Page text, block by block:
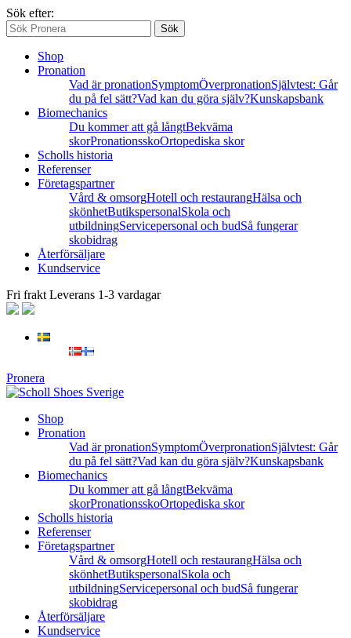
Sök efter:
Sök
Shop
Pronation
Vad är pronationSymptomÖverpronationSjälvtest: Går
du på fel sätt?Vad kan du göra själv?Kunskapsbank
Biomechanics
Du kommer att gå långtBekväma
skorPronationsskoOrtopediska skor
Scholls historia
Referenser
Företagspartner
Vård & omsorgHotell och restaurangHälsa och
skönhetButikspersonalSkola och
utbildningServicepersonal och budSå fungerar
skobidrag
Återförsäljare
Kundservice
Fri frakt Leverans 1-3 vardagar
Pronera
Shop
Pronation
Vad är pronationSymptomÖverpronationSjälvtest: Går
du på fel sätt?Vad kan du göra själv?Kunskapsbank
Biomechanics
Du kommer att gå långtBekväma
skorPronationsskoOrtopediska skor
Scholls historia
Referenser
Företagspartner
Vård & omsorgHotell och restaurangHälsa och
skönhetButikspersonalSkola och
utbildningServicepersonal och budSå fungerar
skobidrag
Återförsäljare
Kundservice